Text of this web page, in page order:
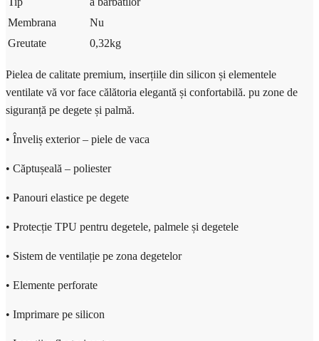
Membrana
Nu
Greutate
0,32kg
Pielea de calitate premium, inserțiile din silicon și elementele
ventilate vă vor face călătoria elegantă și confortabilă. pu zone de
siguranță pe degete și palmă.
• Înveliș exterior – piele de vaca
• Căptușeală – poliester
• Panouri elastice pe degete
• Protecție TPU pentru degetele, palmele și degetele
• Sistem de ventilație pe zona degetelor
• Elemente perforate
• Imprimare pe silicon